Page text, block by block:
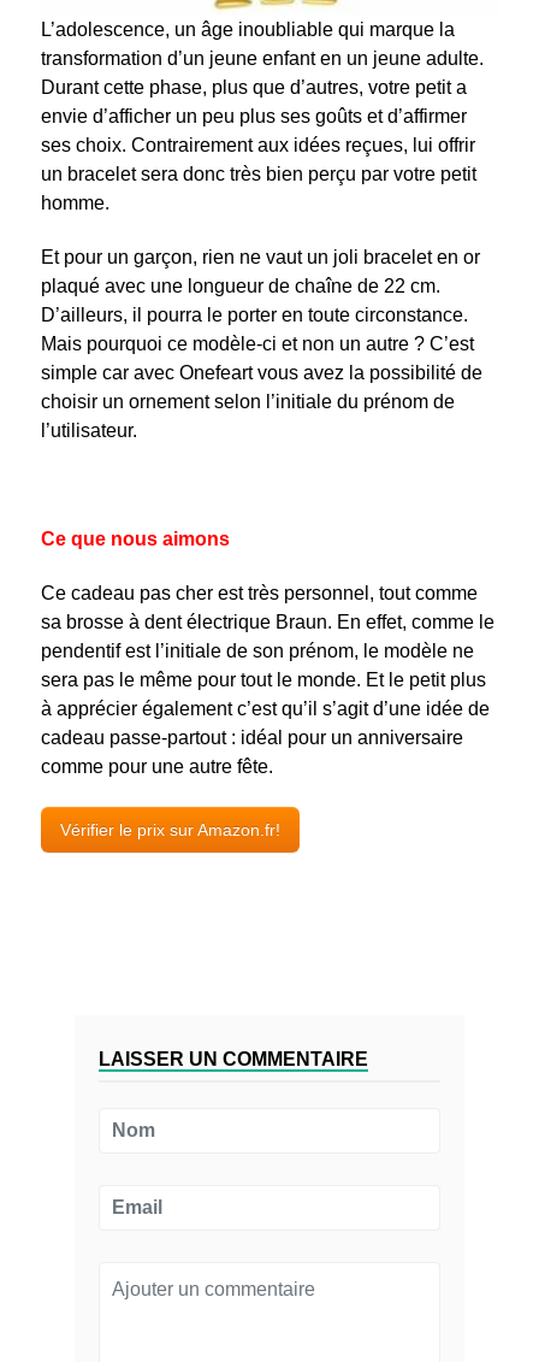
L’adolescence, un âge inoubliable qui marque la
transformation d’un jeune enfant en un jeune adulte.
Durant cette phase, plus que d’autres, votre petit a
envie d’afficher un peu plus ses goûts et d’affirmer
ses choix. Contrairement aux idées reçues, lui offrir
un bracelet sera donc très bien perçu par votre petit
homme.
Et pour un garçon, rien ne vaut un joli bracelet en or
plaqué avec une longueur de chaîne de 22 cm.
D’ailleurs, il pourra le porter en toute circonstance.
Mais pourquoi ce modèle-ci et non un autre ? C’est
simple car avec Onefeart vous avez la possibilité de
choisir un ornement selon l’initiale du prénom de
l’utilisateur.
Ce que nous aimons
Ce cadeau pas cher est très personnel, tout comme
sa brosse à dent électrique Braun. En effet, comme le
pendentif est l’initiale de son prénom, le modèle ne
sera pas le même pour tout le monde. Et le petit plus
à apprécier également c’est qu’il s’agit d’une idée de
cadeau passe-partout : idéal pour un anniversaire
comme pour une autre fête.
Vérifier le prix sur Amazon.fr!
LAISSER UN COMMENTAIRE